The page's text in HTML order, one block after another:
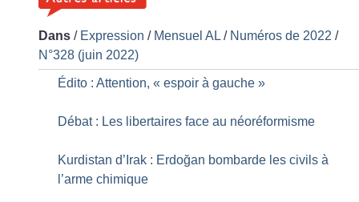
Dans / Expression / Mensuel AL/ Numéros de 2022 /
N°328 (juin 2022)
Édito : Attention, « espoir à gauche »
Débat : Les libertaires face au néoréformisme
Kurdistan d’Irak : Erdoğan bombarde les civils à
l’arme chimique